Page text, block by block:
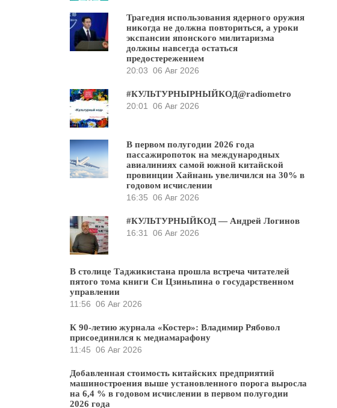
Трагедия использования ядерного оружия
никогда не должна повториться, а уроки
экспансии японского милитаризма
должны навсегда остаться
предостережением
20:03 06 Авг 2026
#КУЛЬТУРНЫРНЫЙКОД@radiometro
20:01
06 Авг 2026
В первом полугодии 2026 года
пассажиропоток на международных
авиалиниях самой южной китайской
провинции Хайнань увеличился на 30% в
годовом исчислении
16:35 06 Авг 2026
#КУЛЬТУРНЫЙКОД — Андрей Логинов
16:31
06 Авг 2026
В столице Таджикистана прошла встреча читателей
пятого тома книги Си Цзиньпина о государственном
управлении
11:56 06 Авг 2026
К 90-летию журнала «Костер»: Владимир Рябовол
присоединился к медиамарафону
11:45 06 Авг 2026
Добавленная стоимость китайских предприятий
машиностроения выше установленного порога выросла
на 6,4 % в годовом исчислении в первом полугодии
2026 года